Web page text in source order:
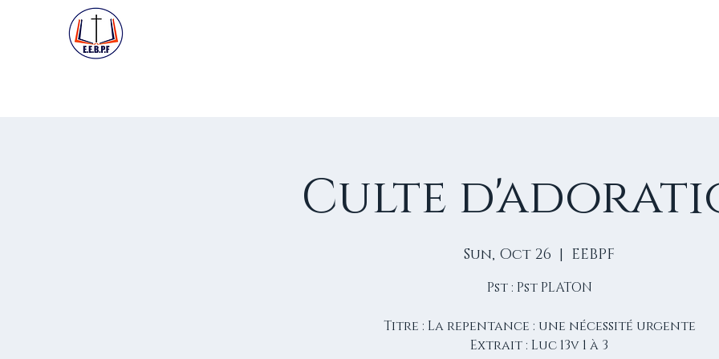
Culte
Sun, Oct 26
  |
EEBPF
Pst : Pst PLATON
Titre : La repentance : une nécessité urgente
Extrait : Luc 13v 1 à 3